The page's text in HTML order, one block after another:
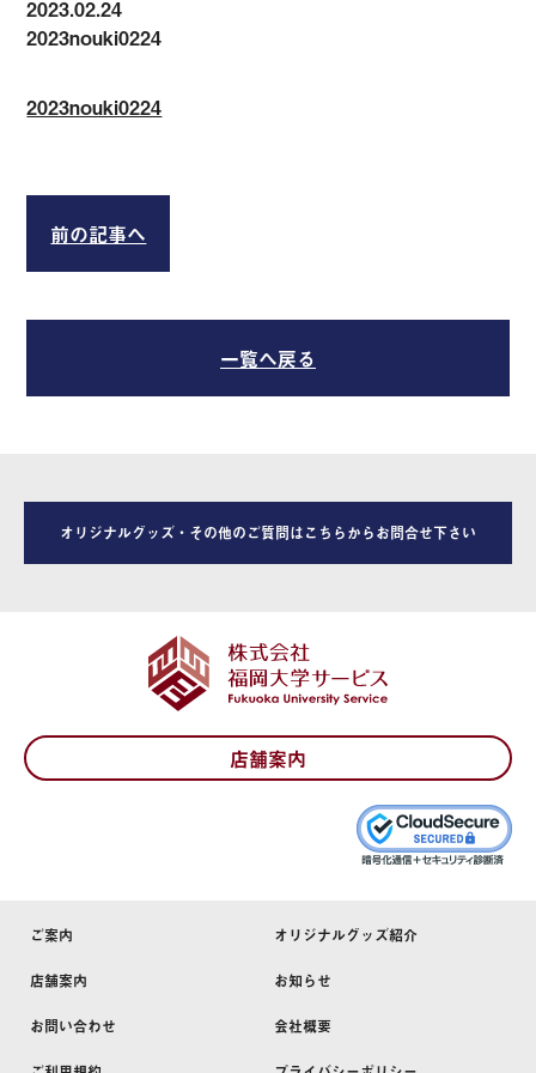
2023.02.24
2023nouki0224
2023nouki0224
前の記事へ
一覧へ戻る
オリジナルグッズ・その他のご質問はこちらからお問合せ下さい
店舗案内
ご案内 オリジナルグッズ紹介
店舗案内 お知らせ
お問い合わせ 会社概要